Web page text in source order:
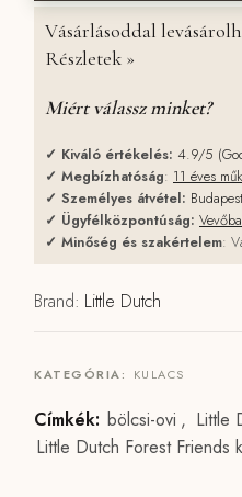
Vásárlásoddal
Részletek »
Miért válassz minket?
✓ Kiváló értékelés: 4.9/5
✓ Megbízhatóság: 11 éves
✓ Személyes átvétel:
✓ Ügyfélközpontúság:
✓ Minőség és szakértelem:
Brand: Little Dutch
KATEGÓRIA: KULACS
Címkék: bölcsi-ovi , Little
Little Dutch Forest Friends